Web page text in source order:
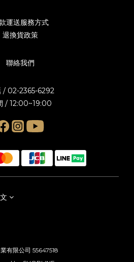
運送服務方式
退換貨政策
聯絡我們
/ 02-2365-6292
/ 12:00~19:00
有限公司 55647518